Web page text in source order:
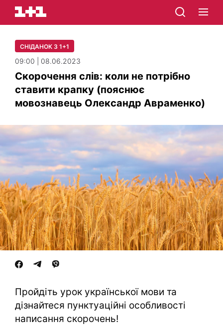
СНІДАНОК З 1+1
09:00 | 08.06.2023
Скорочення слів: коли не потрібно
ставити крапку (пояснює
мовознавець Олександр Авраменко)
Пройдіть урок української мови та
дізнайтеся пунктуаційні особливості
написання скорочень!